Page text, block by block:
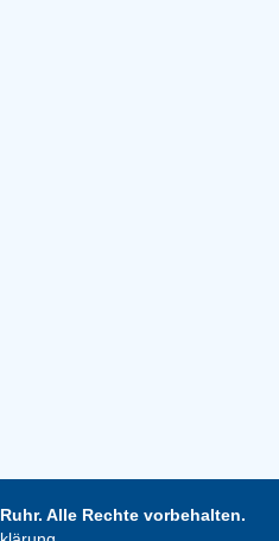
Alle Rechte vorbehalten.